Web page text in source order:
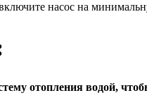
насос на
отопления водой,